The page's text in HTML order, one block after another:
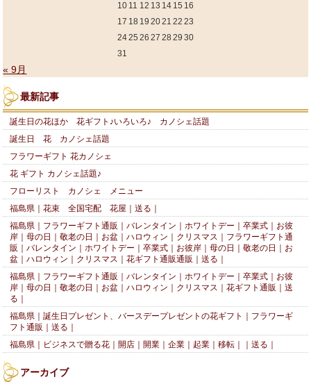
10 11 12 13 14 15 16
17 18 19 2021 22 23
2425 26 27 28 29 30
31
« 9月
最新記事
誕生日の花ほか 花ギフト♪いろいろ♪ カノシェ話題
誕生日 花 カノシェ話題
フラワーギフト 花カノシェ
花 ギフト カノシェ話題♪
フローリスト カノシェ メニュー
福島県｜花束 全国宅配 花屋｜送る｜
福島県｜フラワーギフト通販｜バレンタイン｜ホワイトデー｜卒業式｜お彼
岸｜母の日｜敬老の日｜お盆｜ハロウィン｜クリスマス｜フラワーギフト通
販｜バレンタイン｜ホワイトデー｜卒業式｜お彼岸｜母の日｜敬老の日｜お
盆｜ハロウィン｜クリスマス｜花ギフト通販通販｜送る｜
福島県｜フラワーギフト通販｜バレンタイン｜ホワイトデー｜卒業式｜お彼
岸｜母の日｜敬老の日｜お盆｜ハロウィン｜クリスマス｜花ギフト通販｜送
る｜
福島県｜誕生日プレゼント、バースデープレゼントの花ギフト｜フラワーギ
フト通販｜送る｜
福島県｜ビジネスで贈る花｜開店｜開業｜企業｜起業｜移転｜｜送る｜
アーカイブ